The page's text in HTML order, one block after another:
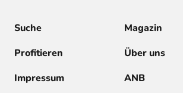
Suche Magazin
Profitieren
Über uns
Impressum
ANB